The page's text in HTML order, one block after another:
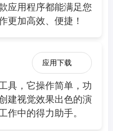
应用程序都能满足您
更加高效、便捷！
应用下载
具，它操作简单，功
建视觉效果出色的演
作中的得力助手。